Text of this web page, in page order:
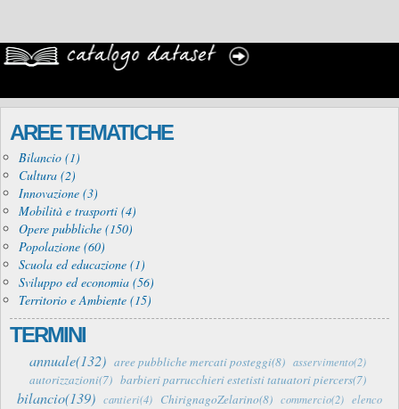
AREE TEMATICHE
Bilancio (1)
Cultura (2)
Innovazione (3)
Mobilità e trasporti (4)
Opere pubbliche (150)
Popolazione (60)
Scuola ed educazione (1)
Sviluppo ed economia (56)
Territorio e Ambiente (15)
TERMINI
annuale(132) aree pubbliche mercati posteggi(8) asservimento(2)
autorizzazioni(7) barbieri parrucchieri estetisti tatuatori piercers(7)
bilancio(139) cantieri(4) ChirignagoZelarino(8) commercio(2) elenco